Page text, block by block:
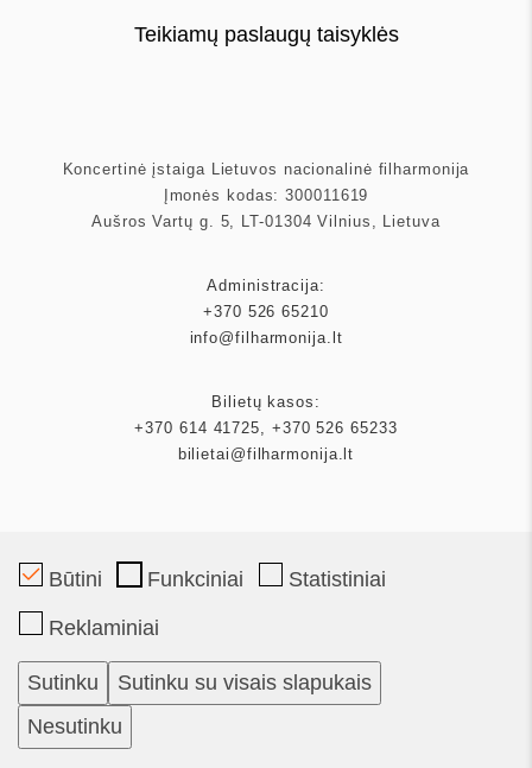
Teikiamų paslaugų taisyklės
Koncertinė įstaiga Lietuvos nacionalinė filharmonija
Įmonės kodas: 300011619
Aušros Vartų g. 5, LT-01304 Vilnius, Lietuva
Administracija:
+370 526 65210
info@filharmonija.lt
Bilietų kasos:
+370 614 41725, +370 526 65233
bilietai@filharmonija.lt
Mecenatas
Partneriai
Būtini Funkciniai Statistiniai
Reklaminiai
Sutinku
Sutinku su visais slapukais
Nesutinku